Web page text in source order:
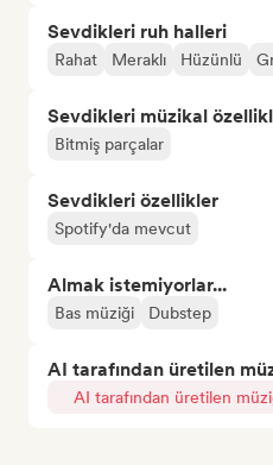
Sevdikleri ruh halleri
Rahat Meraklı Hüzünlü
Sevdikleri müzikal
Bitmiş parçalar
Sevdikleri özellikler
Spotify'da mevcut
Almak istemiyorlar...
Bas müziği Dubstep
AI tarafından üretilen
AI tarafından üretilen